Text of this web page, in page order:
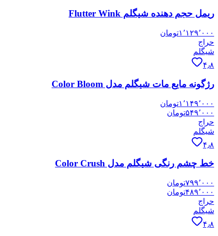
ریمل حجم دهنده شیگلم Flutter Wink
۱٬۱۲۹٬۰۰۰تومان
حراج
شیگلم
۴٫۸
رژگونه مایع مات شیگلم مدل Color Bloom
۱٬۱۴۹٬۰۰۰تومان
۵۴۹٬۰۰۰تومان
حراج
شیگلم
۴٫۸
خط چشم رنگی شیگلم مدل Color Crush
۷۹۹٬۰۰۰تومان
۴۸۹٬۰۰۰تومان
حراج
شیگلم
۴٫۸